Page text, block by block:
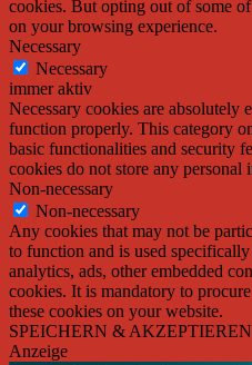
cookies. But opting out of some
on your browsing experience.
Necessary
Necessary
immer aktiv
Necessary cookies are absolutely
function properly. This category
basic functionalities and security
cookies do not store any personal
Non-necessary
Non-necessary
Any cookies that may not be
to function and is used
analytics, ads, other embedded
cookies. It is mandatory to
these cookies on your website.
SPEICHERN & AKZEPTIEREN
Anzeige